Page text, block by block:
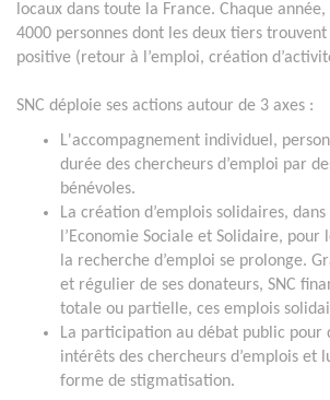
locaux dans toute la France. Chaque
4000 personnes dont les deux tiers
positive (retour à l’emploi, création
SNC déploie ses actions autour de 3 axes :
L'accompagnement individuel,
durée des chercheurs d’emploi par
bénévoles.
La création d’emplois solidaires,
l’Economie Sociale et Solidaire, pour
la recherche d’emploi se prolonge.
et régulier de ses donateurs, SNC
totale ou partielle, ces emplois
La participation au débat public pour
intérêts des chercheurs d’emplois et
forme de stigmatisation.